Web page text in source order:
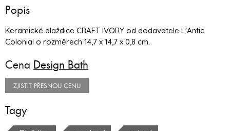
Popis
Keramické dlaždice CRAFT IVORY od dodavatele L'Antic
Colonial o rozměrech 14,7 x 14,7 x 0,8 cm.
Cena Design Bath
ZJISTIT PŘESNOU CENU
Tagy